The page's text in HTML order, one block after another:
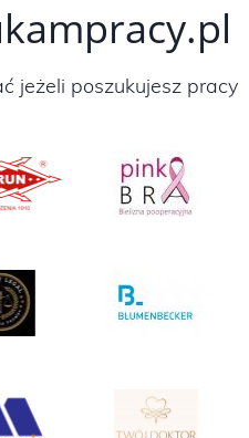
jeżeli poszukujesz pracy